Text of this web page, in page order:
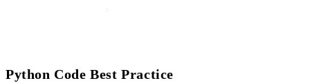
Python Code Best Practice